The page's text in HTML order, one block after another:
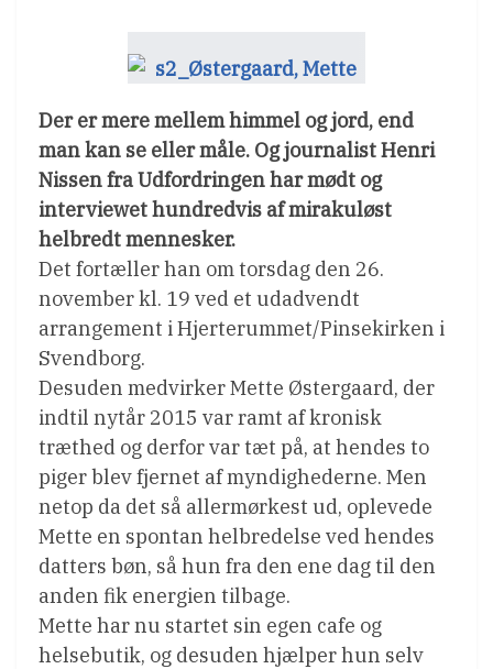
Der er mere mellem himmel og jord, end
man kan se eller måle. Og journalist Henri
Nissen fra Udfordringen har mødt og
interviewet hundredvis af mirakuløst
helbredt mennesker.
Det fortæller han om torsdag den 26.
november kl. 19 ved et udadvendt
arrangement i Hjerterummet/Pinsekirken i
Svendborg.
Desuden medvirker Mette Østergaard, der
indtil nytår 2015 var ramt af kronisk
træthed og derfor var tæt på, at hendes to
piger blev fjernet af myndighederne. Men
netop da det så allermørkest ud, oplevede
Mette en spontan helbredelse ved hendes
datters bøn, så hun fra den ene dag til den
anden fik energien tilbage.
Mette har nu startet sin egen cafe og
helsebutik, og desuden hjælper hun selv